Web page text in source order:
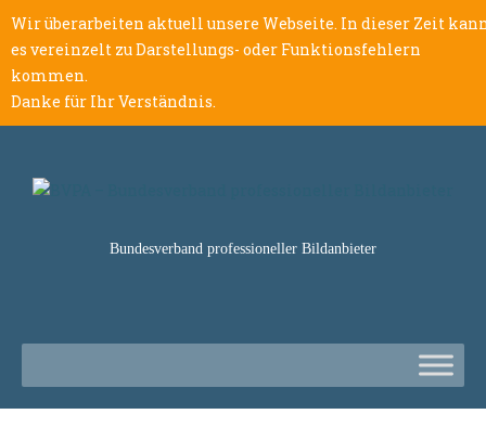
Wir überarbeiten aktuell unsere Webseite. In dieser Zeit
es vereinzelt zu Darstellungs- oder Funktionsfehlern
kommen.
Danke für Ihr Verständnis.
Bundesverband professioneller Bildanbieter